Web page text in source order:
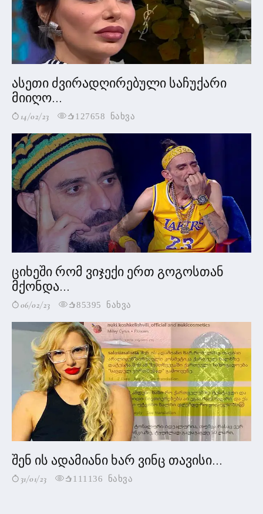
ასეთი ძვირადღირებული საჩუქარი
მიიღო...
14/02/23 127658 ნახვა
ციხეში რომ ვიჯექი ერთ გოგოსთან
მქონდა...
06/02/23 85395 ნახვა
შენ ის ადამიანი ხარ ვინც თავისი...
31/01/23 111136 ნახვა